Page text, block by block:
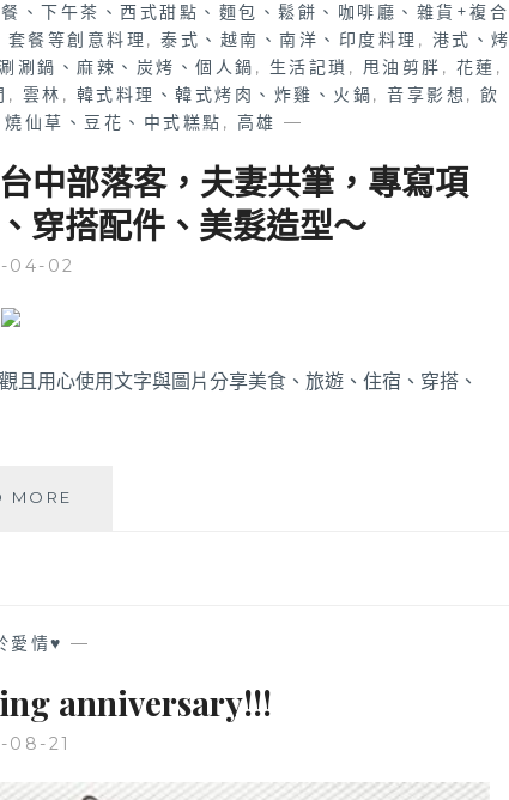
、下午茶、西式甜點、麵包、鬆餅、咖啡廳、雜貨+複合
餐等創意料理 ,泰式、越南、南洋、印度料理 , 港式、烤
涮鍋、麻辣、炭烤、個人鍋 , 生活記瑣 , 甩油剪胖 , 花蓮 ,
, 雲林 , 韓式料理、韓式烤肉、炸雞、火鍋,音享影想 ,飲
仙草、豆花、中式糕點 , 高雄 —
中部落客，夫妻共筆，專寫項
穿搭配件、美髮造型～
04-02
用心使用文字與圖片分享美食、旅遊、住宿、穿搭、
MORE
地
部
愛情♥ —
anniversary!!!
08-21